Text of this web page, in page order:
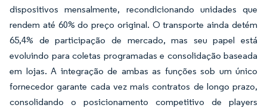
dispositivos mensalmente, recondicionando unidades que
rendem até 60% do preço original. O transporte ainda detém
65,4% de participação de mercado, mas seu papel está
evoluindo para coletas programadas e consolidação baseada
em lojas. A integração de ambas as funções sob um único
fornecedor garante cada vez mais contratos de longo prazo,
consolidando o posicionamento competitivo de players